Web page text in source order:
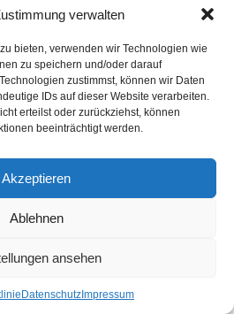
verwalten
bieten, verwenden wir Technologien wie
zu speichern und/oder darauf
zustimmst, können wir Daten
IDs auf dieser Website verarbeiten.
erteilst oder zurückziehst, können
beeinträchtigt werden.
Akzeptieren
Ablehnen
ansehen
Daten­schutz Impres­sum
INTER­ES­SANT: